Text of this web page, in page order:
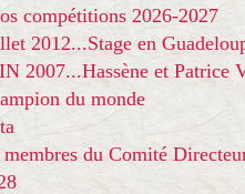
compétitions 2026-2027
2012...Stage en
2007...Hassène et Patrice
du monde
membres du Comité